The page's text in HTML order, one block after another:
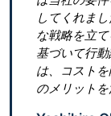
れらの洞察は、ビ
確実に当社を役立
立て、それに応じ
ながら、長期的な
るのに大きく役立